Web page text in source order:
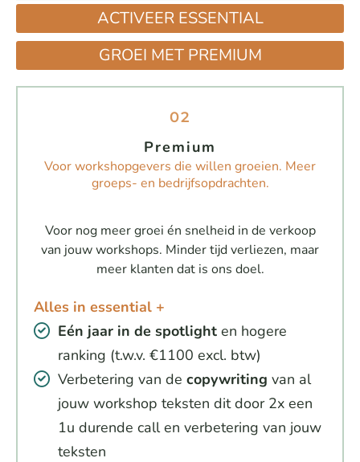
ACTIVEER ESSENTIAL
GROEI MET PREMIUM
02
Premium
Voor workshopgevers die willen groeien. Meer
groeps- en bedrijfsopdrachten.
Voor nog meer groei én snelheid in de verkoop
van jouw workshops. Minder tijd verliezen, maar
meer klanten dat is ons doel.
Alles in essential +
Eén jaar in de spotlight en hogere
ranking (t.w.v. €1100 excl. btw)
Verbetering van de copywriting van al
jouw workshop teksten dit door 2x een
1u durende call en verbetering van jouw
teksten